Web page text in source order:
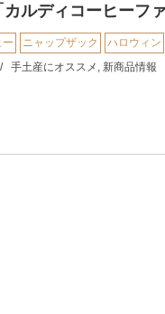
ルディコーヒーフ
ー ニャップザック ハロウィン
手土産にオススメ , 新商品情報